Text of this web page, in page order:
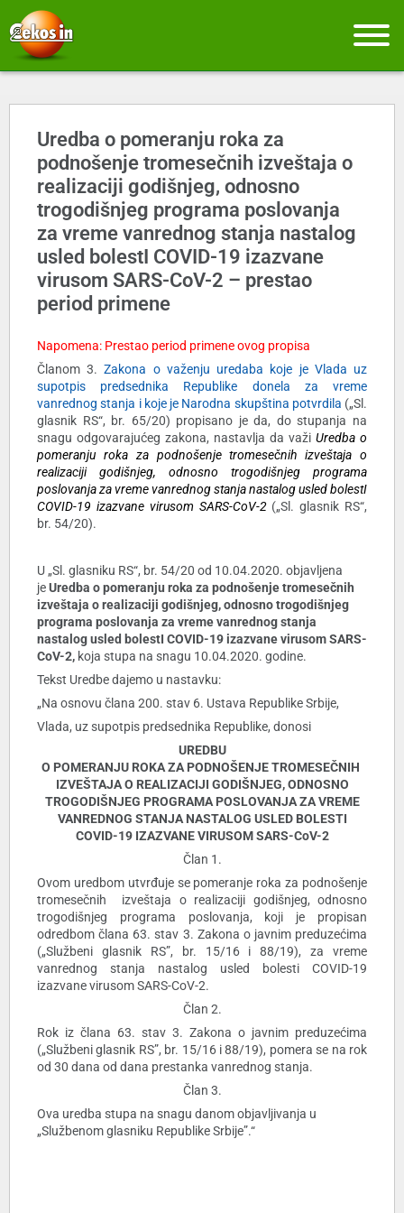
Uredba o pomeranju roka za
podnošenje tromesečnih izveštaja o
realizaciji godišnjeg, odnosno
trogodišnjeg programa poslovanja
za vreme vanrednog stanja nastalog
usled bolestI COVID-19 izazvane
virusom SARS-CoV-2 – prestao
period primene
Napomena: Prestao period primene ovog propisa
Članom 3.Zakona o važenju uredaba koje je Vlada uz
supotpis predsednika Republike donela za vreme
vanrednog stanja i koje je Narodna skupština potvrdila („Sl.
glasnik RS“, br. 65/20) propisano je da, do stupanja na
snagu odgovarajućeg zakona, nastavlja da važi Uredba o
pomeranju roka za podnošenje tromesečnih izveštaja o
realizaciji godišnjeg, odnosno trogodišnjeg programa
poslovanja za vreme vanrednog stanja nastalog usled bolestI
COVID-19 izazvane virusom SARS-CoV-2 („Sl. glasnik RS“,
br. 54/20).
U „Sl. glasniku RS“, br. 54/20 od 10.04.2020. objavljena
jeUredba o pomeranju roka za podnošenje tromesečnih
izveštaja o realizaciji godišnjeg, odnosno trogodišnjeg
programa poslovanja za vreme vanrednog stanja
nastalog usled bolestI COVID-19 izazvane virusom SARS-
CoV-2, koja stupa na snagu 10.04.2020. godine.
Tekst Uredbe dajemo u nastavku:
„Na osnovu člana 200. stav 6. Ustava Republike Srbije,
Vlada, uz supotpis predsednika Republike, donosi
UREDBU
O POMERANJU ROKA ZA PODNOŠENJE TROMESEČNIH
IZVEŠTAJA O REALIZACIJI GODIŠNJEG, ODNOSNO
TROGODIŠNJEG PROGRAMA POSLOVANJA ZA VREME
VANREDNOG STANJA NASTALOG USLED BOLESTI
COVID-19 IZAZVANE VIRUSOM SARS-CoV-2
Član 1.
Ovom uredbom utvrđuje se pomeranje roka za podnošenje
tromesečnih izveštaja o realizaciji godišnjeg, odnosno
trogodišnjeg programa poslovanja, koji je propisan
odredbom člana 63. stav 3. Zakona o javnim preduzećima
(„Službeni glasnik RS”, br. 15/16 i 88/19), za vreme
vanrednog stanja nastalog usled bolesti COVID-19
izazvane virusom SARS-CoV-2.
Član 2.
Rok iz člana 63. stav 3. Zakona o javnim preduzećima
(„Službeni glasnik RS”, br. 15/16 i 88/19), pomera se na rok
od 30 dana od dana prestanka vanrednog stanja.
Član 3.
Ova uredba stupa na snagu danom objavljivanja u
„Službenom glasniku Republike Srbije”.“